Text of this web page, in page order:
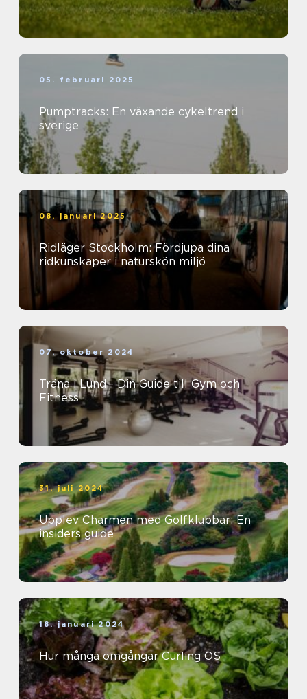
05. februari 2025
Pumptracks: En växande cykeltrend i
sverige
08. januari 2025
Ridläger Stockholm: Fördjupa dina
ridkunskaper i naturskön miljö
07. oktober 2024
Träna i Lund - Din Guide till Gym och
Fitness
31. juli 2024
Upplev Charmen med Golfklubbar: En
insiders guide
18. januari 2024
Hur många omgångar Curling OS